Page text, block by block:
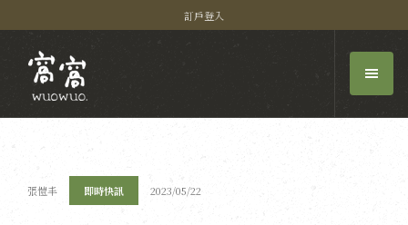
訂戶登入
張愷丰 即時快訊 2023/05/22